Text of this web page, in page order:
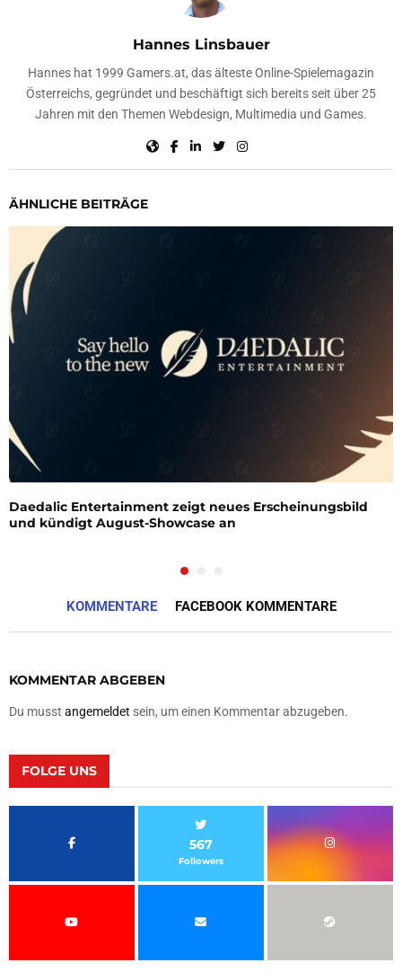
Hannes Linsbauer
Hannes hat 1999 Gamers.at, das älteste Online-Spielemagazin
Österreichs, gegründet und beschäftigt sich bereits seit über 25
Jahren mit den Themen Webdesign, Multimedia und Games.
ÄHNLICHE BEITRÄGE
Daedalic Entertainment zeigt neues Erscheinungsbild
und kündigt August-Showcase an
KOMMENTARE FACEBOOK KOMMENTARE
KOMMENTAR ABGEBEN
Du musst angemeldet sein, um einen Kommentar abzugeben.
FOLGE UNS
567
Followers